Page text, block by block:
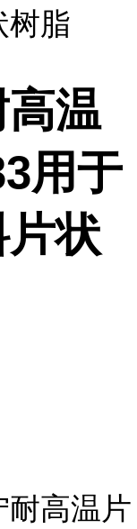
树脂
高温
用于
状
耐高温片